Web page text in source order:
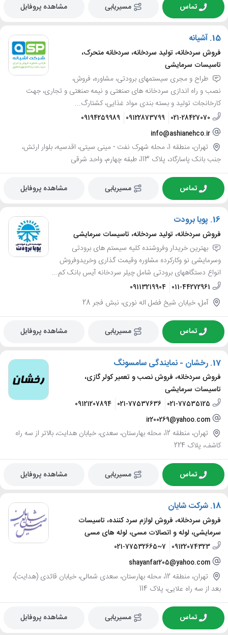
تماس مسیریابی مشاهده پروفایل
15. آشیانه
فروش سردخانه، تولید سردخانه، سردخانه متحرک،
تاسیسات سرمایشی
طراح و مجری سیستمهای برودتی، مشاوره، فروش،
نصب و راه اندازی سردخانه های صنعتی و نیمه صنعتی و تجاری، جهت
کارخانجات تولید و بسته بندی مواد غذایی، کشتارگ...
021-28427070
09122873799
09194259989
info@ashianehco.ir
تهران، منطقه 1، محله شهرک نفت - مینی سیتی، اقدسیه، بلوار ارتش،
جنب بانک پاسارگاد، پلاک 113، طبقه چهارم، واحد شرقی
تماس مسیریابی مشاهده پروفایل
16. پویا برودت
فروش سردخانه، تولید سردخانه، تاسیسات سرمایشی
بهترین خریدار وفروشنده کلیه سیستم های برودتی
وسرمایشی نو وکارکرده مشاوره وقیمت گذاری وخریدوفروش
انواع دستگاههای برودتی شامل چیلر سردخانه آیس بانک کم...
011-44272961
09113219904
آمل، خیابان شیخ فضل اله نوری، نبش فجر 28
تماس مسیریابی مشاهده پروفایل
17. رخشان - نمایندگی سامسونگ
فروش سردخانه، فروش نصب و تعمیر کولر گازی،
تاسیسات سرمایشی
021-77535125
021-77537636
09121207894
ir200269@yahoo.com
تهران، منطقه 12، محله بهارستان، سعدی، خیابان هدایت، بالاتر از سه راه
کاشف، پلاک 224
تماس مسیریابی مشاهده پروفایل
18. شرکت شایان
فروش سردخانه، فروش لوازم سرد کننده، تاسیسات
سرمایشی، لوله و اتصالات مسی، لوله های مسی
09122074323
021-77532665~7
shayanfar205@yahoo.com
تهران، منطقه 12، محله بهارستان، سعدی شمالی، خیابان قائدی (هدایت)،
بعد از سه راه علایی، پلاک 114
تماس مسیریابی مشاهده پروفایل